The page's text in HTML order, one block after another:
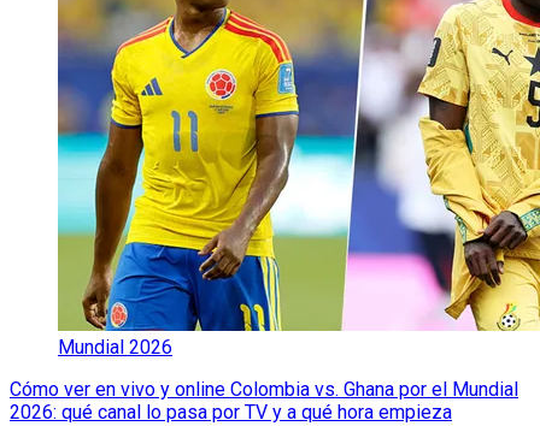
Mundial 2026
Cómo ver en vivo y online Colombia vs. Ghana por el Mundial
2026: qué canal lo pasa por TV y a qué hora empieza